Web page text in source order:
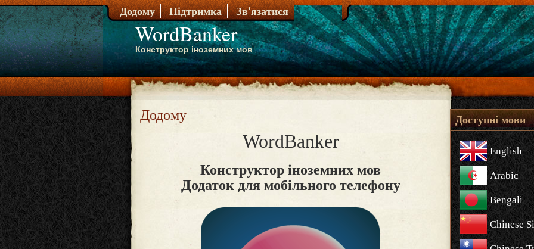
WordBanker
Конструктор іноземних мов
Додому Підтримка Зв'язатися
Додому
WordBanker
Конструктор іноземних мов
Додаток для мобільного телефону
Доступні мови
English
Arabic
Bengali
Chinese